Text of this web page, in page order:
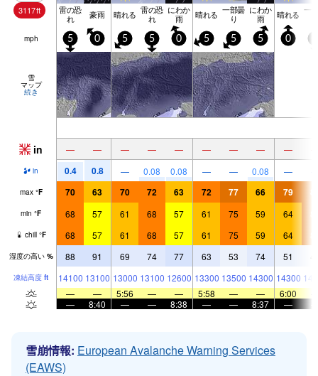
3117ft 雷の恐
れ 豪雨 晴れる 雷の恐
れ
にわか
雨 晴れる 一部曇
り
にわか
雨 晴れる 一
mph 5 0 5 5 0 5 5 5 0
雪
マップ
続き
in — — — — — — — — —
in 0.4 0.8 — 0.08 0.08 — — 0.08 —
max °F 70 63 70 72 63 72 77 66 79
min °F 68 57 61 68 57 61 75 59 64
chill °F 68 57 61 68 57 61 75 59 64
湿度の高い % 88 91 69 74 77 63 53 74 51
凍結高度 ft 14100 13100 13000 13100 12600 13300 13500 14300 14300
—
— 5:56 — — 5:58 — — 6:00
—
8:40 — — 8:38 — — 8:37 —
雪崩情報: European Avalanche Warning Services
(EAWS)